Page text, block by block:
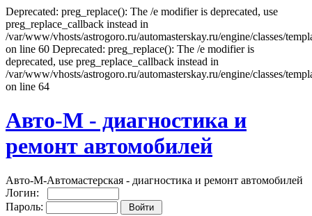
Deprecated: preg_replace(): The /e modifier is deprecated, use
preg_replace_callback instead in
/var/www/vhosts/astrogoro.ru/automasterskay.ru/engine/classes/
on line 60 Deprecated: preg_replace(): The /e modifier is
deprecated, use preg_replace_callback instead in
/var/www/vhosts/astrogoro.ru/automasterskay.ru/engine/classes/
on line 64
Авто-М - диагностика и
ремонт автомобилей
Авто-М-Автомастерская - диагностика и ремонт автомобилей
Логин:
Пароль: